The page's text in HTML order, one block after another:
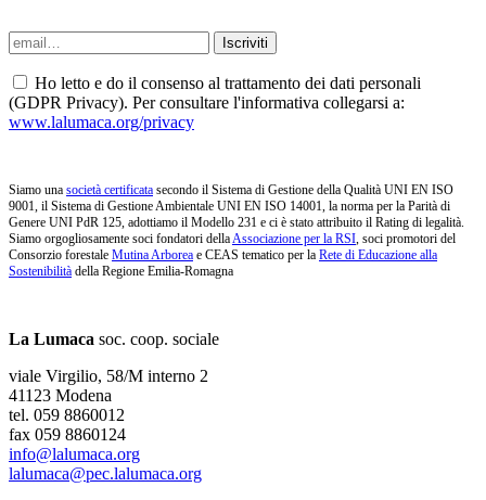
Ho letto e do il consenso al trattamento dei dati personali
(GDPR Privacy). Per consultare l'informativa collegarsi a:
www.lalumaca.org/privacy
Siamo una società certificata secondo il Sistema di Gestione della Qualità UNI EN ISO
9001, il Sistema di Gestione Ambientale UNI EN ISO 14001, la norma per la Parità di
Genere UNI PdR 125, adottiamo il Modello 231 e ci è stato attribuito il Rating di legalità.
Siamo orgogliosamente soci fondatori dellaAssociazione per la RSI, soci promotori del
Consorzio forestale Mutina Arborea e CEAS tematico per la Rete di Educazione alla
Sostenibilità della Regione Emilia-Romagna
La Lumaca soc. coop. sociale
viale Virgilio, 58/M interno 2
41123 Modena
tel. 059 8860012
fax 059 8860124
info@lalumaca.org
lalumaca@pec.lalumaca.org